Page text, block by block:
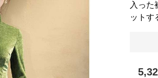
入った
ットす